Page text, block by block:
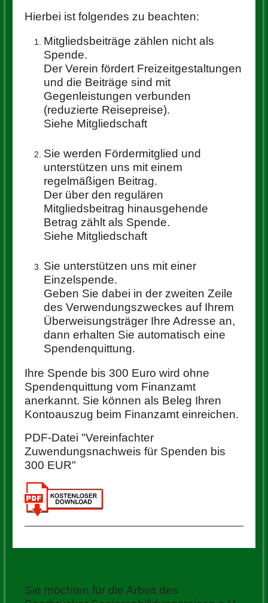
Hierbei ist folgendes zu beachten:
Mitgliedsbeiträge zählen nicht als
Spende.
Der Verein fördert Freizeitgestaltungen
und die Beiträge sind mit
Gegenleistungen verbunden
(reduzierte Reisepreise).
Siehe Mitgliedschaft
Sie werden Fördermitglied und
unterstützen uns mit einem
regelmäßigen Beitrag.
Der über den regulären
Mitgliedsbeitrag hinausgehende
Betrag zählt als Spende.
Siehe Mitgliedschaft
Sie unterstützen uns mit einer
Einzelspende.
Geben Sie dabei in der zweiten Zeile
des Verwendungszweckes auf Ihrem
Überweisungsträger Ihre Adresse an,
dann erhalten Sie automatisch eine
Spendenquittung.
Ihre Spende bis 300 Euro wird ohne
Spendenquittung vom Finanzamt
anerkannt. Sie können als Beleg Ihren
Kontoauszug beim Finanzamt einreichen.
PDF-Datei "Vereinfachter
Zuwendungsnachweis für Spenden bis
300 EUR"
Sie möchten für die Arbeit des